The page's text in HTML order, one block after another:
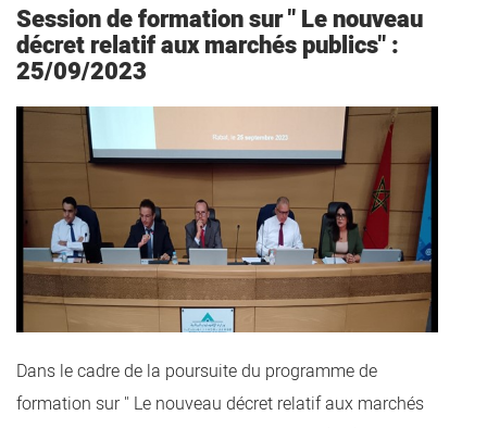
Session de formation sur " Le nouveau
décret relatif aux marchés publics" :
25/09/2023
Dans le cadre de la poursuite du programme de
formation sur " Le nouveau décret relatif aux marchés